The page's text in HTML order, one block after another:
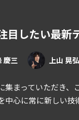
したい最新
慶三 上山 晃弘
まっていただき
中心に常に新しい